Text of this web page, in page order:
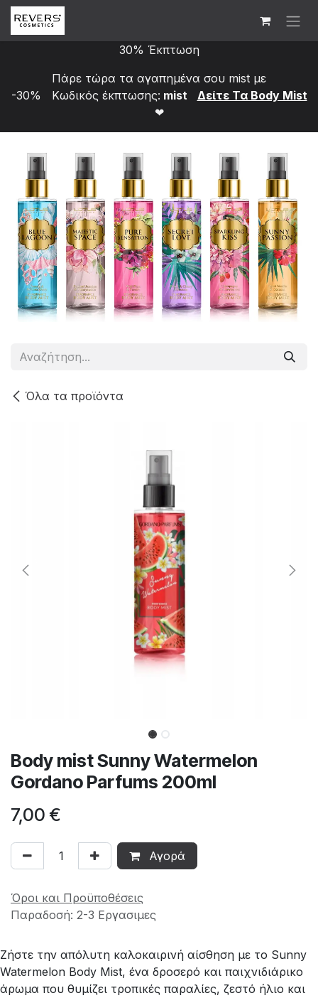
Skip to Content
30% Έκπτωση
Πάρε τώρα τα αγαπημένα σου mist με
-30% Κωδικός έκπτωσης: mist
Δείτε Τα Bod​y Mist
❤
Όλα τα προϊόντα
Body mist Sunny Watermelon
Gordano Parfums 200ml
7,00 €
Αγορά
Όροι και Προϋποθέσεις
Παραδοσή: 2-3 Εργασιμες
Ζήστε την απόλυτη καλοκαιρινή αίσθηση με το Sunny
Watermelon Body Mist, ένα δροσερό και παιχνιδιάρικο
άρωμα που θυμίζει τροπικές παραλίες, ζεστό ήλιο και